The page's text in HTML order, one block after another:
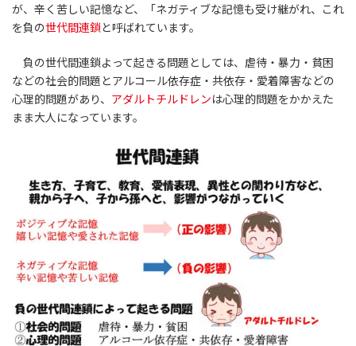
が、辛く苦しい記憶など、「ネガティブな記憶も受け継がれ、これ
を負の世代間連鎖と呼ばれています。
負の世代間連鎖よって起きる問題としては、虐待・暴力・貧困
などの社会的問題とアルコール依存症・共依存・愛着障害などの
心理的問題があり、 アダルトチルドレンは心理的問題をかかえた
まま大人になっています。